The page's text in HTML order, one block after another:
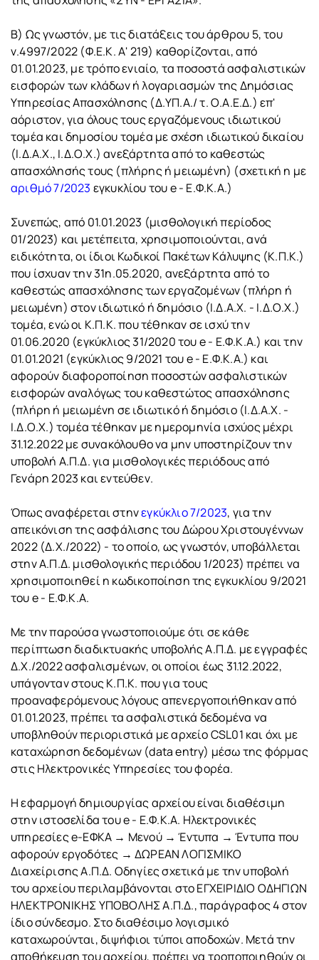
Β) Ως γνωστόν, με τις διατάξεις του άρθρου 5, του
ν.4997/2022 (Φ.Ε.Κ. Α' 219) καθορίζονται, από
01.01.2023, με τρόπο ενιαίο, τα ποσοστά ασφαλιστικών
εισφορών των κλάδων ή λογαριασμών της Δημόσιας
Υπηρεσίας Απασχόλησης (Δ.ΥΠ.Α./ τ. Ο.Α.Ε.Δ.) επ'
αόριστον, για όλους τους εργαζόμενους ιδιωτικού
τομέα και δημοσίου τομέα με σχέση ιδιωτικού δικαίου
(Ι.Δ.Α.Χ., Ι.Δ.Ο.Χ.) ανεξάρτητα από το καθεστώς
απασχόλησής τους (πλήρης ή μειωμένη) (σχετική η με
αριθμό 7/2023 εγκυκλίου του e - Ε.Φ.Κ.Α.)
Συνεπώς, από 01.01.2023 (μισθολογική περίοδος
01/2023) και μετέπειτα, χρησιμοποιούνται, ανά
ειδικότητα, οι ίδιοι Κωδικοί Πακέτων Κάλυψης (Κ.Π.Κ.)
που ίσχυαν την 31η.05.2020, ανεξάρτητα από το
καθεστώς απασχόλησης των εργαζομένων (πλήρη ή
μειωμένη) στον ιδιωτικό ή δημόσιο (Ι.Δ.Α.Χ. - Ι.Δ.Ο.Χ.)
τομέα, ενώ οι Κ.Π.Κ. που τέθηκαν σε ισχύ την
01.06.2020 (εγκύκλιος 31/2020 του e - Ε.Φ.Κ.Α.) και την
01.01.2021 (εγκύκλιος 9/2021 του e - Ε.Φ.Κ.Α.) και
αφορούν διαφοροποίηση ποσοστών ασφαλιστικών
εισφορών αναλόγως του καθεστώτος απασχόλησης
(πλήρη ή μειωμένη σε ιδιωτικό ή δημόσιο (Ι.Δ.Α.Χ. -
Ι.Δ.Ο.Χ.) τομέα τέθηκαν με ημερομηνία ισχύος μέχρι
31.12.2022 με συνακόλουθο να μην υποστηρίζουν την
υποβολή Α.Π.Δ. για μισθολογικές περιόδους από
Γενάρη 2023 και εντεύθεν.
Όπως αναφέρεται στηνεγκύκλιο 7/2023, για την
απεικόνιση της ασφάλισης του Δώρου Χριστουγέννων
2022 (Δ.Χ./2022) - το οποίο, ως γνωστόν, υποβάλλεται
στην Α.Π.Δ. μισθολογικής περιόδου 1/2023) πρέπει να
χρησιμοποιηθεί η κωδικοποίηση της εγκυκλίου 9/2021
του e - Ε.Φ.Κ.Α.
Με την παρούσα γνωστοποιούμε ότι σε κάθε
περίπτωση διαδικτυακής υποβολής Α.Π.Δ. με εγγραφές
Δ.Χ./2022 ασφαλισμένων, οι οποίοι έως 31.12.2022,
υπάγονταν στους Κ.Π.Κ. που για τους
προαναφερόμενους λόγους απενεργοποιήθηκαν από
01.01.2023, πρέπει τα ασφαλιστικά δεδομένα να
υποβληθούν περιοριστικά με αρχείο CSL01 και όχι με
καταχώρηση δεδομένων (data entry) μέσω της φόρμας
στις Ηλεκτρονικές Υπηρεσίες του φορέα.
Η εφαρμογή δημιουργίας αρχείου είναι διαθέσιμη
στην ιστοσελίδα του e - Ε.Φ.Κ.Α. Ηλεκτρονικές
υπηρεσίες e-ΕΦΚΑ → Μενού → Έντυπα → Έντυπα που
αφορούν εργοδότες → ΔΩΡΕΑΝ ΛΟΓΙΣΜΙΚΟ
Διαχείρισης Α.Π.Δ. Οδηγίες σχετικά με την υποβολή
του αρχείου περιλαμβάνονται στο ΕΓΧΕΙΡΙΔΙΟ ΟΔΗΓΙΩΝ
ΗΛΕΚΤΡΟΝΙΚΗΣ ΥΠΟΒΟΛΗΣ Α.Π.Δ., παράγραφος 4 στον
ίδιο σύνδεσμο. Στο διαθέσιμο λογισμικό
καταχωρούνται, διψήφιοι τύποι αποδοχών. Μετά την
αποθήκευση του αρχείου, πρέπει να τροποποιηθούν οι